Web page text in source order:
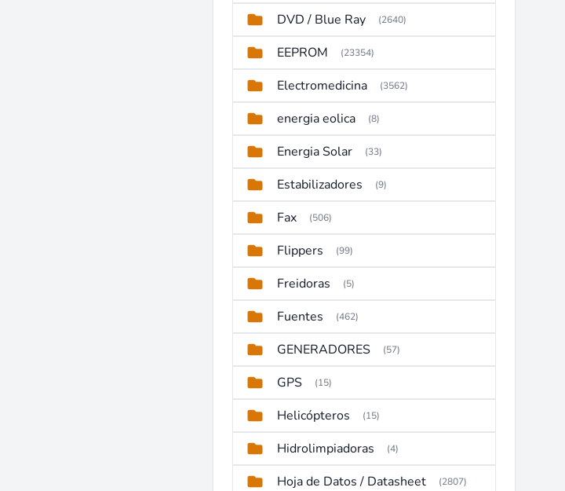
DVD / Blue Ray (2640)
EEPROM (23354)
Electromedicina (3562)
energia eolica (8)
Energia Solar (33)
Estabilizadores (9)
Fax (506)
Flippers (99)
Freidoras (5)
Fuentes (462)
GENERADORES (57)
GPS (15)
Helicópteros (15)
Hidrolimpiadoras (4)
Hoja de Datos / Datasheet (2807)